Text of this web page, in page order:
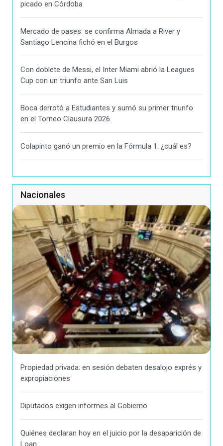
picado en Córdoba
Mercado de pases: se confirma Almada a River y
Santiago Lencina fichó en el Burgos
Con doblete de Messi, el Inter Miami abrió la Leagues
Cup con un triunfo ante San Luis
Boca derrotó a Estudiantes y sumó su primer triunfo
en el Torneo Clausura 2026
Colapinto ganó un premio en la Fórmula 1: ¿cuál es?
Nacionales
Propiedad privada: en sesión debaten desalojo exprés y
expropiaciones
Diputados exigen informes al Gobierno
Quiénes declaran hoy en el juicio por la desaparición de
Loan